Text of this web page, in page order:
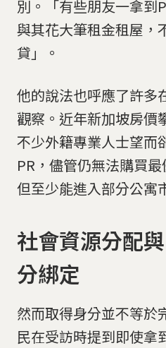
別。「有些朋友一拿到
與其花大筆租金租屋，
貸」。
他的說法也呼應了許多
觀察。近年新加坡房價
不少外籍專業人士望而
PR，儘管仍無法購買
但至少能進入部分公寓
社會資源分配
分綁定
然而取得身分並不等於
民在受訪時提到即使拿